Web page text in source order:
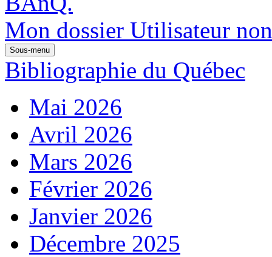
Mon dossier Utilisateur
Sous-menu
Bibliographie du Québec
Mai 2026
Avril 2026
Mars 2026
Février 2026
Janvier 2026
Décembre 2025